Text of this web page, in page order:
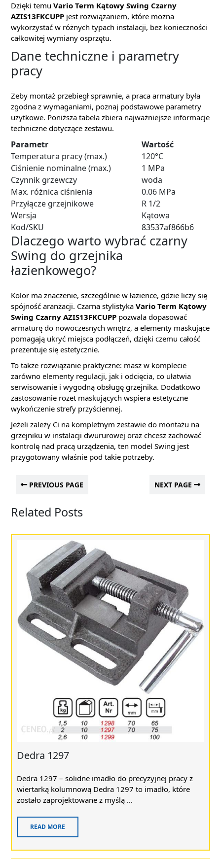
Dzięki temu Vario Term Kątowy Swing Czarny
AZIS13FKCUPP jest rozwiązaniem, które można
wykorzystać w różnych typach instalacji, bez konieczności
całkowitej wymiany osprzętu.
Dane techniczne i parametry
pracy
Żeby montaż przebiegł sprawnie, a praca armatury była
zgodna z wymaganiami, poznaj podstawowe parametry
użytkowe. Poniższa tabela zbiera najważniejsze informacje
techniczne dotyczące zestawu.
Parametr
Wartość
Temperatura pracy (max.)
120°C
Ciśnienie nominalne (max.)
1 MPa
Czynnik grzewczy
woda
Max. różnica ciśnienia
0.06 MPa
Przyłącze grzejnikowe
R 1/2
Wersja
Kątowa
Kod/SKU
83537af866b6
Dlaczego warto wybrać czarny
Swing do grzejnika
łazienkowego?
Kolor ma znaczenie, szczególnie w łazience, gdzie liczy się
spójność aranżacji. Czarna stylistyka Vario Term Kątowy
Swing Czarny AZIS13FKCUPP pozwala dopasować
armaturę do nowoczesnych wnętrz, a elementy maskujące
pomagają ukryć miejsca podłączeń, dzięki czemu całość
prezentuje się estetycznie.
To także rozwiązanie praktyczne: masz w komplecie
zarówno elementy regulacji, jak i odcięcia, co ułatwia
serwisowanie i wygodną obsługę grzejnika. Dodatkowo
zastosowanie rozet maskujących wspiera estetyczne
wykończenie strefy przyściennej.
Jeżeli zależy Ci na kompletnym zestawie do montażu na
grzejniku w instalacji dwururowej oraz chcesz zachować
kontrolę nad pracą urządzenia, ten model Swing jest
przygotowany właśnie pod takie potrzeby.
PREVIOUS PAGE NEXT PAGE
Related Posts
Dedra 1297
Dedra 1297 – solidne imadło do precyzyjnej pracy z
wiertarką kolumnową Dedra 1297 to imadło, które
zostało zaprojektowane z myślą ...
READ MORE